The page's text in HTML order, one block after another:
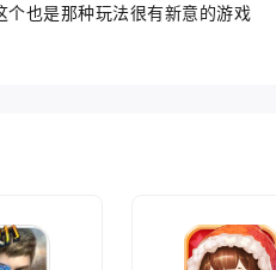
也是那种玩法很有新意的游戏